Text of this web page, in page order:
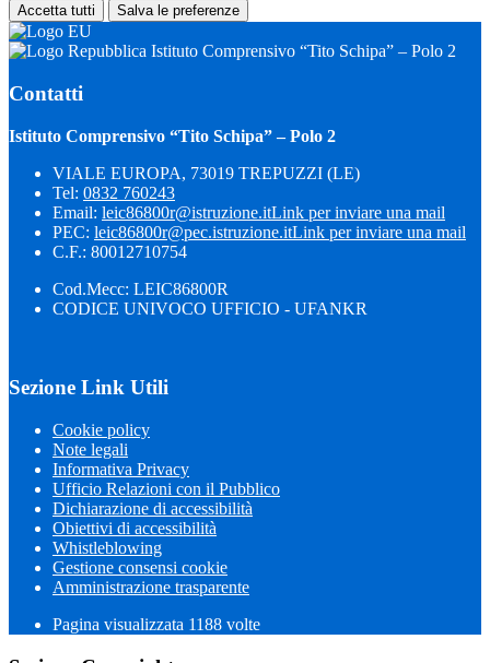
Accetta tutti Salva le preferenze
Istituto Comprensivo “Tito Schipa” – Polo 2
Contatti
Istituto Comprensivo “Tito Schipa” – Polo 2
VIALE EUROPA, 73019 TREPUZZI (LE)
Tel: 0832 760243
Email: leic86800r@istruzione.itLink per inviare una mail
PEC: leic86800r@pec.istruzione.itLink per inviare una mail
C.F.: 80012710754
Cod.Mecc: LEIC86800R
CODICE UNIVOCO UFFICIO - UFANKR
Sezione Link Utili
Cookie policy
Note legali
Informativa Privacy
Ufficio Relazioni con il Pubblico
Dichiarazione di accessibilità
Obiettivi di accessibilità
Whistleblowing
Gestione consensi cookie
Amministrazione trasparente
Pagina visualizzata 1188 volte